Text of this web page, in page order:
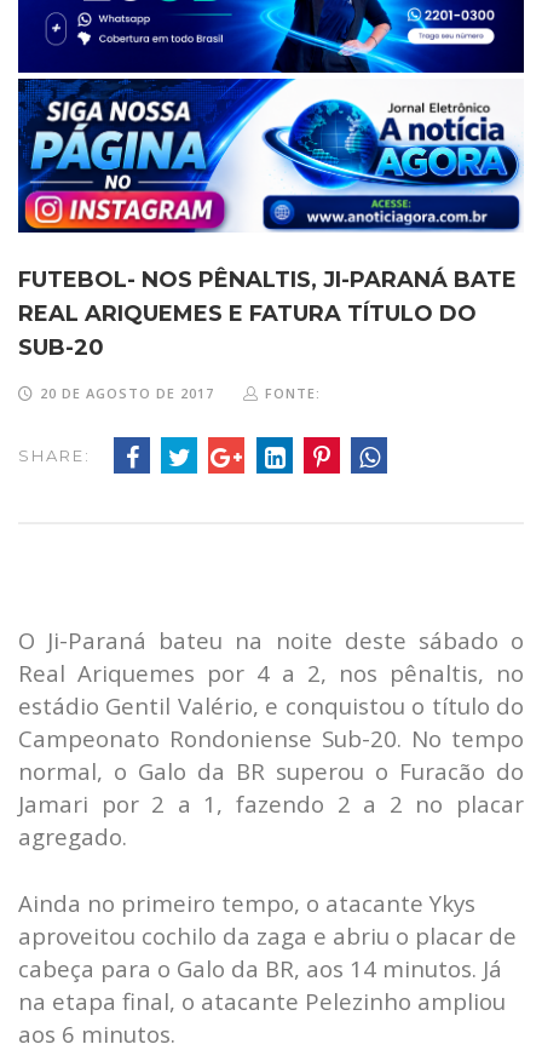
FUTEBOL- NOS PÊNALTIS, JI-PARANÁ BATE
REAL ARIQUEMES E FATURA TÍTULO DO
SUB-20
20 DE AGOSTO DE 2017 FONTE:
SHARE:
O Ji-Paraná bateu na noite deste sábado o
Real Ariquemes por 4 a 2, nos pênaltis, no
estádio Gentil Valério, e conquistou o título do
Campeonato Rondoniense Sub-20. No tempo
normal, o Galo da BR superou o Furacão do
Jamari por 2 a 1, fazendo 2 a 2 no placar
agregado.
Ainda no primeiro tempo, o atacante Ykys
aproveitou cochilo da zaga e abriu o placar de
cabeça para o Galo da BR, aos 14 minutos. Já
na etapa final, o atacante Pelezinho ampliou
aos 6 minutos.